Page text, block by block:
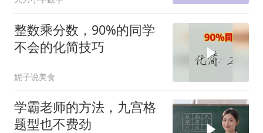
整数乘分数，90%的同学
不会的化简技巧
妮子说美食
学霸老师的方法，九宫格
题型也不费劲